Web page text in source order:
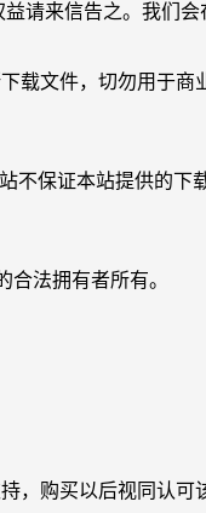
请来信告之。我们会
载文件，切勿用于
保证本站提供的
法拥有者所有。
，购买以后视同认可